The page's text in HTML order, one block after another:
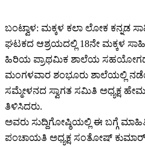
ಬಂಟ್ವಾಳ: ಮಕ್ಕಳ ಕಲಾ ಲೋಕ ಕನ್ನಡ
ಘಟಕದ ಆಶ್ರಯದಲ್ಲಿ 18ನೇ ಮಕ್ಕಳ
ಹಿರಿಯ ಪ್ರಾಥಮಿಕ ಶಾಲೆಯ
ಮಂಗಳವಾರ ಶಂಭೂರು ಶಾಲೆಯಲ್ಲಿ
ಸಮ್ಮೇಳನದ ಸ್ವಾಗತ ಸಮಿತಿ ಅಧ್ಯಕ್ಷ
ತಿಳಿಸಿದರು.
ಅವರು ಸುದ್ದಿಗೋಷ್ಠಿಯಲ್ಲಿ ಈ ಬಗ್ಗೆ
ಪಂಚಾಯತಿ ಅಧ್ಯಕ್ಷ ಸಂತೋಷ್